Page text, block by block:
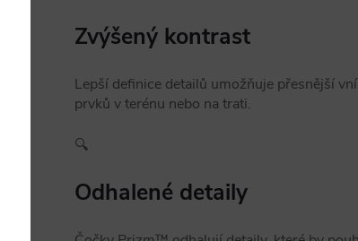
Zvýšený kontrast
Lepší definice detailů umožňuje přesnější
prvků v terénu nebo na trati.
🔍
Odhalené detaily